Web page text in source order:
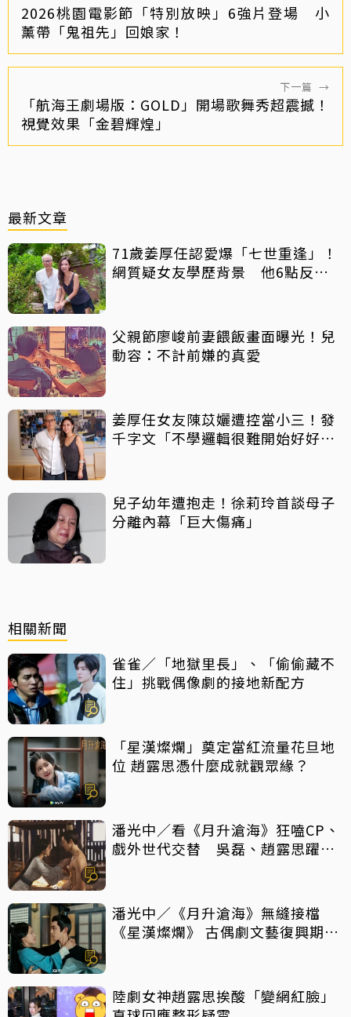
2026桃園電影節「特別放映」6強片登場 小
薰帶「鬼祖先」回娘家！
下一篇 →
「航海王劇場版：GOLD」開場歌舞秀超震撼！
視覺效果「金碧輝煌」
最新文章
71歲姜厚任認愛爆「七世重逢」！
網質疑女友學歷背景 他6點反
父親節廖峻前妻餵飯畫面曝光！兒
動容：不計前嫌的真愛
姜厚任女友陳苡孋遭控當小三！發
千字文「不學邏輯很難開始好好
兒子幼年遭抱走！徐莉玲首談母子
分離內幕「巨大傷痛」
相關新聞
雀雀／「地獄里長」、「偷偷藏不
住」挑戰偶像劇的接地新配方
「星漢燦爛」奠定當紅流量花旦地
位 趙露思憑什麼成就觀眾緣？
潘光中／看《月升滄海》狂嗑CP、
戲外世代交替 吳磊、趙露思躍升
潘光中／《月升滄海》無縫接檔
《星漢燦爛》 古偶劇文藝復興期來
陸劇女神趙露思挨酸「變網紅臉」